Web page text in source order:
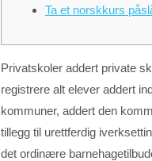
Ta et norskkurs
Privatskoler addert private
registrere alt elever addert
kommuner, addert den
tillegg til urettferdig
det ordinære